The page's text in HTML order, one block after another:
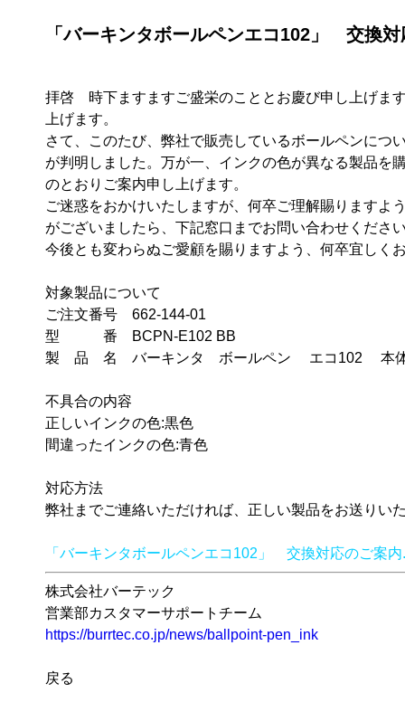
「バーキンタボールペンエコ102」 交換対
拝啓 時下ますますご盛栄のこととお慶び申し上げま
上げます。
さて、このたび、弊社で販売しているボールペンにつ
が判明しました。万が一、インクの色が異なる製品を
のとおりご案内申し上げます。
ご迷惑をおかけいたしますが、何卒ご理解賜りますよ
がございましたら、下記窓口までお問い合わせくださ
今後とも変わらぬご愛顧を賜りますよう、何卒宜しく
対象製品について
ご注文番号 662-144-01
型 番 BCPN-E102 BB
製 品 名 バーキンタ ボールペン エコ102 本体:
不具合の内容
正しいインクの色:黒色
間違ったインクの色:青色
対応方法
弊社までご連絡いただければ、正しい製品をお送りい
「バーキンタボールペンエコ102」 交換対応のご案内
株式会社バーテック
営業部カスタマーサポートチーム
https://burrtec.co.jp/news/ballpoint-pen_ink
戻る